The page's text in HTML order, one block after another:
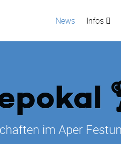
News Infos
im Aper